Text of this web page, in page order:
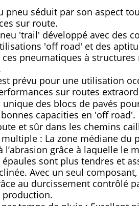
pneu séduit par son aspect
sur route.
'trail' développé avec des
'off road' et des
ces pneumatiques à
prévu pour une utilisation
sur routes
unique des blocs de pavés
capacities en 'off road'.
et sûr dans les chemins
: La zone médiane du
l’abrasion grâce à laquelle le
épaules sont plus tendres et
Avec un seul
au durcissement contrôlé
production.